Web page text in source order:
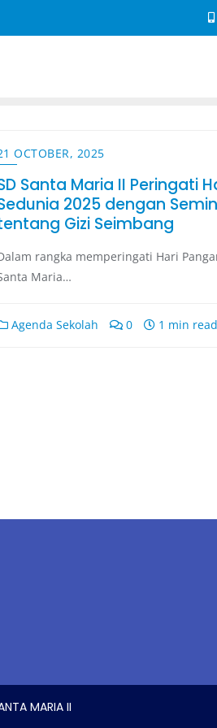
OCTOBER, 2025
Santa Maria II Peringati
2025 dengan
Gizi Seimbang
rangka memperingati Hari
Maria…
Agenda Sekolah 0 1 min read
MARIA II